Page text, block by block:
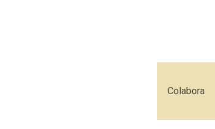
Colabora